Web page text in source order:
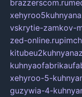
brazzerscom.ru
vskrytie-zamkov-
zed-online.ru
xehyroo-5-
guzywia-4-